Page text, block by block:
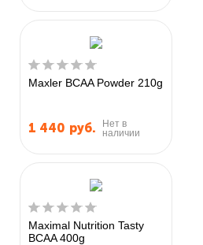
Maxler BCAA Powder 210g
1 440 руб.
Нет в
наличии
Maximal Nutrition Tasty
BCAA 400g